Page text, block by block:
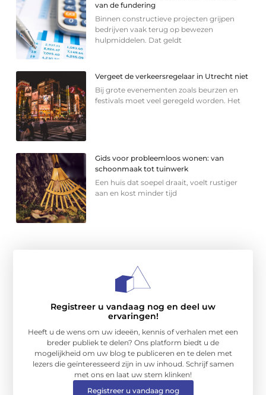
van de fundering
Binnen constructieve projecten grijpen
bedrijven vaak terug op bewezen
hulpmiddelen. Dat geldt
Vergeet de verkeersregelaar in Utrecht niet
Bij grote evenementen zoals beurzen en
festivals moet veel geregeld worden. Het
Gids voor probleemloos wonen: van
schoonmaak tot tuinwerk
Een huis dat soepel draait, voelt rustiger
aan en kost minder tijd
Registreer u vandaag nog en deel uw
ervaringen!
Heeft u de wens om uw ideeën, kennis of verhalen met een
breder publiek te delen? Ons platform biedt u de
mogelijkheid om uw blog te publiceren en te delen met
lezers die geïnteresseerd zijn in uw inhoud. Schrijf samen
met ons en laat uw stem klinken!
Registreer u vandaag nog